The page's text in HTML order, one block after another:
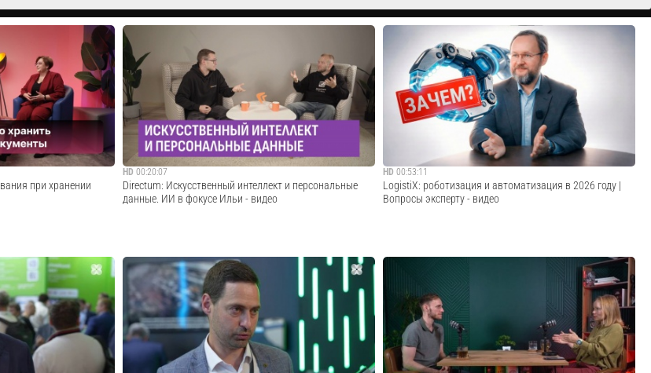
при хранении
Directum Светлана
кадровых документов
в требованиях
которые
HD 00:20:07
Directum: Искусственный интеллект и персональные
данные. ИИ в фокусе Ильи - видео
Внедрение ИИ дает бизнесу колоссальное
преимущество, но вместе с ним приходит и серьезная
ответственность за обработку персональных данных.В
этом выпуске подкаста разбираем на практических
примерах, как безопасно использовать силу искусстве...
Cмотреть видео
HD 00:53:11
​LogistiX: роботизация и автоматизация в 2026 году |
Вопросы эксперту - видео
В этом видео — разговор по делу и без иллюзий про
роботизацию и автоматизацию в 2026 году.Дмитрий
Блинов отвечает на ключевые вопросы, которые встают
перед компаниями перед внедрением роботов на склад
или производство.Разбираем, где ч...
Cмотреть видео